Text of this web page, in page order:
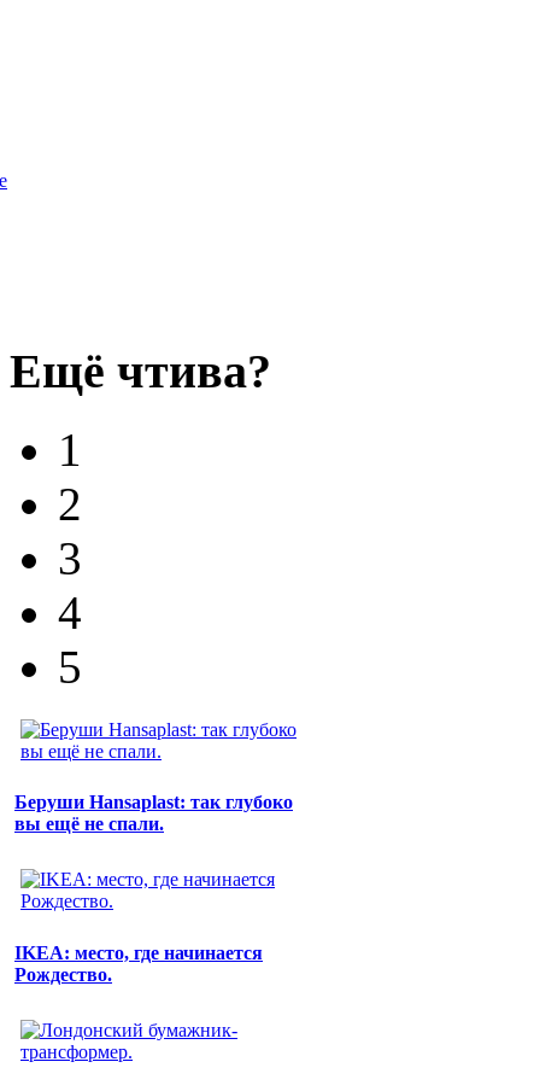
Ещё чтива?
1
2
3
4
5
Беруши Hansaplast: так глубоко
вы ещё не спали.
IKEA: место, где начинается
Рождество.